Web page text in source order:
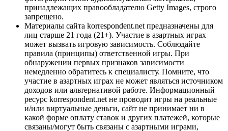
принадлежащих правообладателю Getty Images, строго
запрещено.
Материалы сайта korrespondent.net предназначены для
лиц старше 21 года (21+). Участие в азартных играх
может вызвать игровую зависимость. Соблюдайте
правила (принципы) ответственной игры. При
обнаружении первых признаков зависимости
немедленно обратитесь к специалисту. Помните, что
участие в азартных играх не может являться источником
доходов или альтернативой работе. Информационный
ресурс korrespondent.net не проводит игры на реальные
и/или виртуальные деньги, сайт не принимает ни в
какой форме оплату ставок и других платежей, которые
связаны/могут быть связаны с азартными играми,